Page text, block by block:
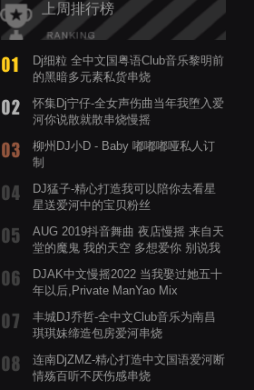
上周排行榜
Dj细粒 全中文国粤语Club音乐黎明前
的黑暗多元素私货串烧
怀集Dj宁仔-全女声伤曲当年我堕入爱
河你说散就散串烧慢摇
柳州DJ小D - Baby 嘟嘟嘟哑私人订
制
DJ猛子-精心打造我可以陪你去看星
星送爱河中的宝贝粉丝
AUG 2019抖音舞曲 夜店慢摇 来自天
堂的魔鬼 我的天空 多想爱你 别说我
DJAK中文慢摇2022 当我娶过她五十
年以后,Private ManYao Mix
丰城DJ乔哲-全中文Club音乐为南昌
琪琪妹缔造包房爱河串烧
连南DjZMZ-精心打造中文国语爱河断
情殇百听不厌伤感串烧